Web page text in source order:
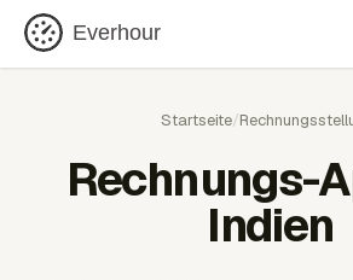
Everhour
Startseite/
Rechnungs-
Indien